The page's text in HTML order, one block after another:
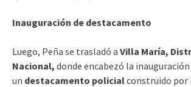
Inauguración de destacamento
Luego, Peña se trasladó a Villa María,
Nacional, donde encabezó la inauguración
un destacamento policialconstruido por